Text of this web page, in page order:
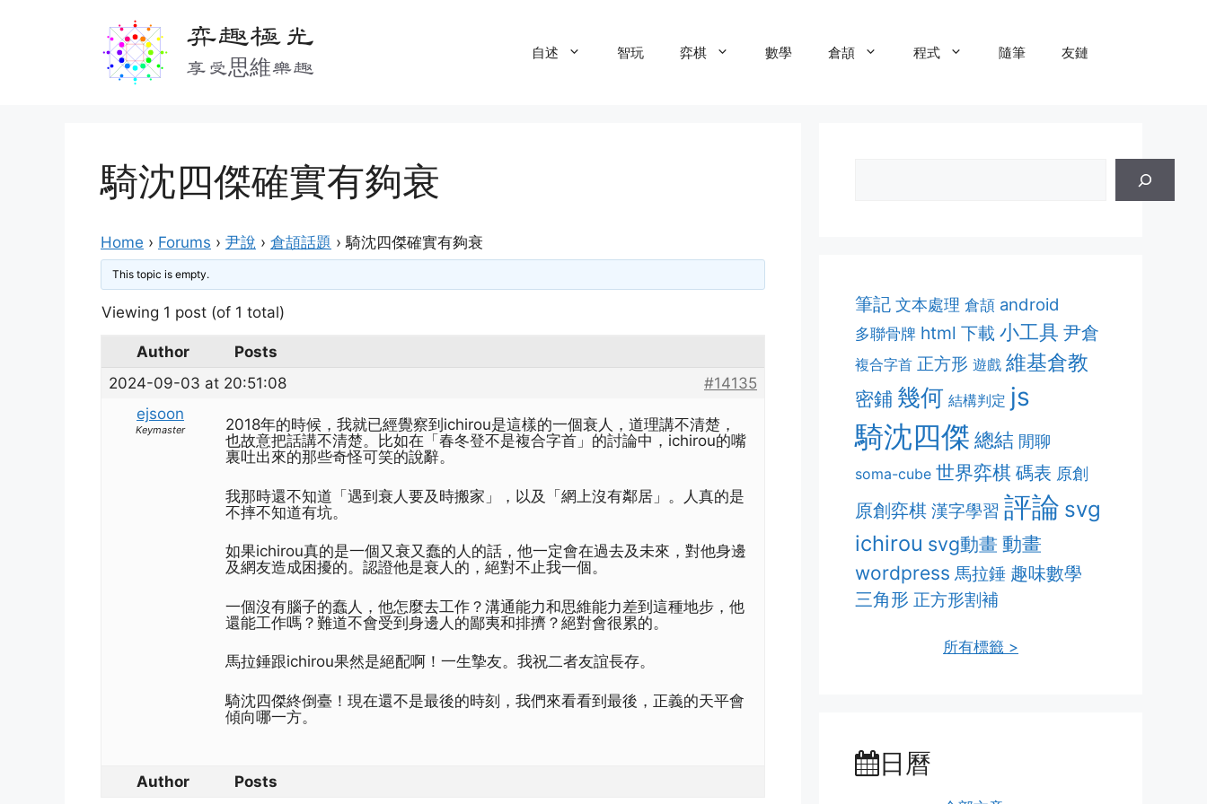
弈趣極光
享受思維樂趣
自述 智玩 弈棋 數學 倉頡 程式 隨筆 友鏈
騎沈四傑確實有夠衰
Home › Forums › 尹說 › 倉頡話題 › 騎沈四傑確實有夠衰
This topic is empty.
Viewing 1 post (of 1 total)
Author
Posts
2024-09-03 at 20:51:08
#14135
ejsoon
Keymaster
2018年的時候，我就已經覺察到ichirou是這樣的一個衰人，道理講不清楚，
也故意把話講不清楚。比如在「春冬登不是複合字首」的討論中，ichirou的嘴
裏吐出來的那些奇怪可笑的說辭。
我那時還不知道「遇到衰人要及時搬家」，以及「網上沒有鄰居」。人真的是
不摔不知道有坑。
如果ichirou真的是一個又衰又蠢的人的話，他一定會在過去及未來，對他身邊
及網友造成困擾的。認證他是衰人的，絕對不止我一個。
一個沒有腦子的蠢人，他怎麼去工作？溝通能力和思維能力差到這種地步，他
還能工作嗎？難道不會受到身邊人的鄙夷和排擠？絕對會很累的。
馬拉錘跟ichirou果然是絕配啊！一生摯友。我祝二者友誼長存。
騎沈四傑終倒臺！現在還不是最後的時刻，我們來看看到最後，正義的天平會
傾向哪一方。
Author Posts
筆記 文本處理 倉頡 android
多聯骨牌 html 下載 小工具 尹倉
複合字首 正方形 遊戲 維基倉教
密鋪 幾何 結構判定 js
騎沈四傑 總結 閒聊
soma-cube 世界弈棋 碼表 原創
原創弈棋 漢字學習 評論 svg
ichirou svg動畫 動畫
wordpress 馬拉錘 趣味數學
三角形 正方形割補
所有標籤 >
日曆